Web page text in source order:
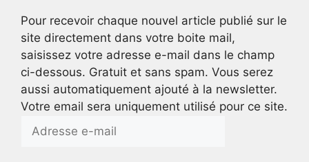
Pour recevoir chaque nouvel article publié sur le
site directement dans votre boite mail,
saisissez votre adresse e-mail dans le champ
ci-dessous. Gratuit et sans spam. Vous serez
aussi automatiquement ajouté à la newsletter.
Votre email sera uniquement utilisé pour ce site.
Adresse